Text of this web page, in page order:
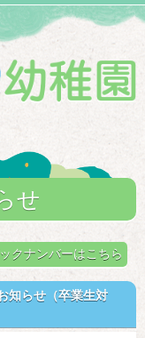
せ
クナンバーはこちら
知らせ（卒業生対